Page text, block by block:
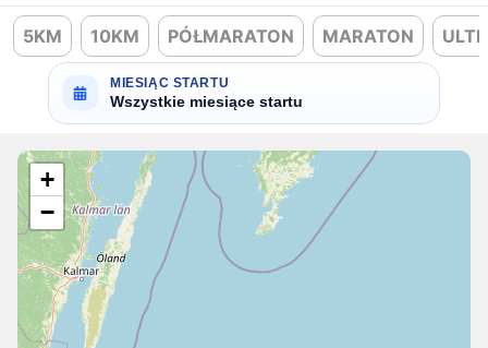
MIESIĄC STARTU
Wszystkie miesiące startu
5KM 10KM PÓŁMARATON MARATON
+
−